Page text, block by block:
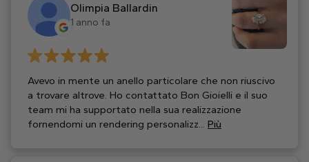
Olimpia Ballardin
1 anno fa
Avevo in mente un anello particolare che non riuscivo
a trovare altrove. Ho contattato Bon Gioielli e il suo
team mi ha supportato nella sua realizzazione
fornendomi un rendering personalizz... Più